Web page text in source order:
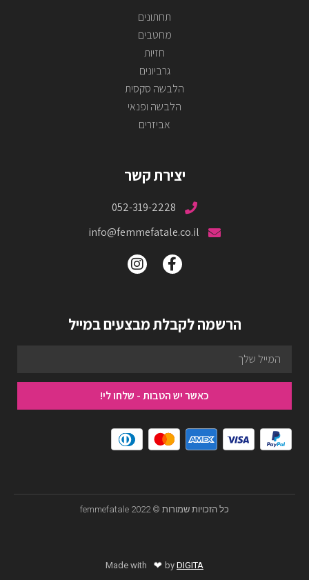
תחתונים
מחטבים
חזיות
גרביונים
הלבשה סקסית
הלבשה ופנאי
אביזרים
יצירת קשר
052-319-2228
info@femmefatale.co.il
הרשמה לקבלת מבצעים במייל
כאשר יש הטבות - שלחו לי!
כל הזכויות שמורות © femmefatale 2022
Made with ❤ by DIGITA